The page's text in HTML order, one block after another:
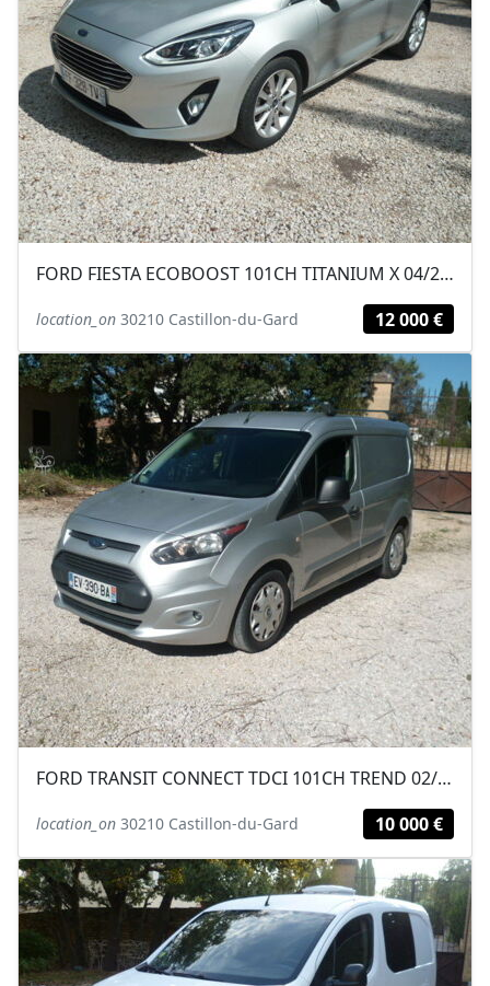
FORD FIESTA ECOBOOST 101CH TITANIUM X 04/2019 46200KM
location_on 30210 Castillon-du-Gard 12 000 €
FORD TRANSIT CONNECT TDCI 101CH TREND 02/2018 126700KM 3 PLACES
location_on 30210 Castillon-du-Gard 10 000 €